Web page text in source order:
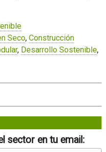
Seco, Construcción
, Desarrollo Sostenible,
sector en tu email: